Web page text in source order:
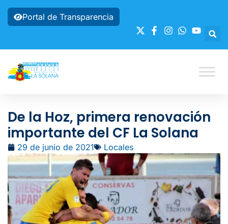
Portal de Transparencia
De la Hoz, primera renovación
importante del CF La Solana
29 de junio de 2021 Locales